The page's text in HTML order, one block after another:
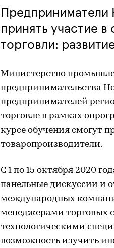
Предприниматели
принять участие
торговли:
Министерство
предпринимательства
предпринимателей
торговле в рамках
курсе обучения смогут
товаропроизводители.
С 1 по 15 октября 2020
панельные дискуссии и
международных
менеджерами торговых
технологическими
возможность изучить